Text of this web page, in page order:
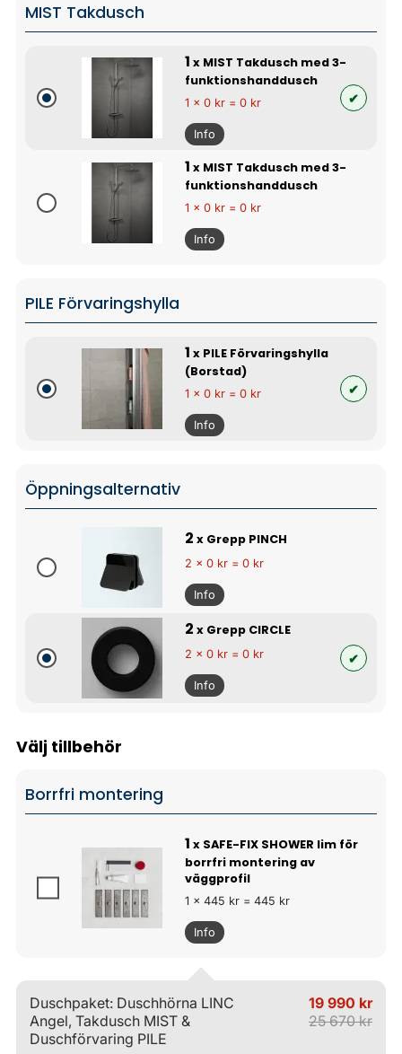
MIST Takdusch
1 x MIST Takdusch med 3-
funktionshanddusch
1 x 0 kr = 0 kr
Info
1 x MIST Takdusch med 3-
funktionshanddusch
1 x 0 kr = 0 kr
Info
PILE Förvaringshylla
1 x PILE Förvaringshylla
(Borstad)
1 x 0 kr = 0 kr
Info
Öppningsalternativ
2 x Grepp PINCH
2 x 0 kr = 0 kr
Info
2 x Grepp CIRCLE
2 x 0 kr = 0 kr
Info
Välj tillbehör
Borrfri montering
1 x SAFE-FIX SHOWER lim för
borrfri montering av
väggprofil
1 x 445 kr = 445 kr
Info
Duschpaket: Duschhörna LINC
Angel, Takdusch MIST &
Duschförvaring PILE
19 990 kr
25 670 kr